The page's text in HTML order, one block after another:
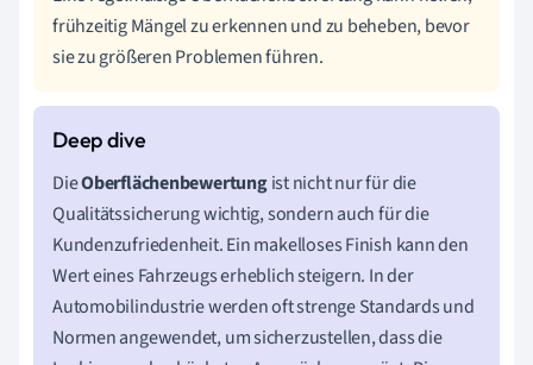
frühzeitig Mängel zu erkennen und zu beheben, bevor
sie zu größeren Problemen führen.
DieOberflächenbewertungist nicht nur für die
Qualitätssicherung wichtig, sondern auch für die
Kundenzufriedenheit. Ein makelloses Finish kann den
Wert eines Fahrzeugs erheblich steigern. In der
Automobilindustrie werden oft strenge Standards und
Normen angewendet, um sicherzustellen, dass die